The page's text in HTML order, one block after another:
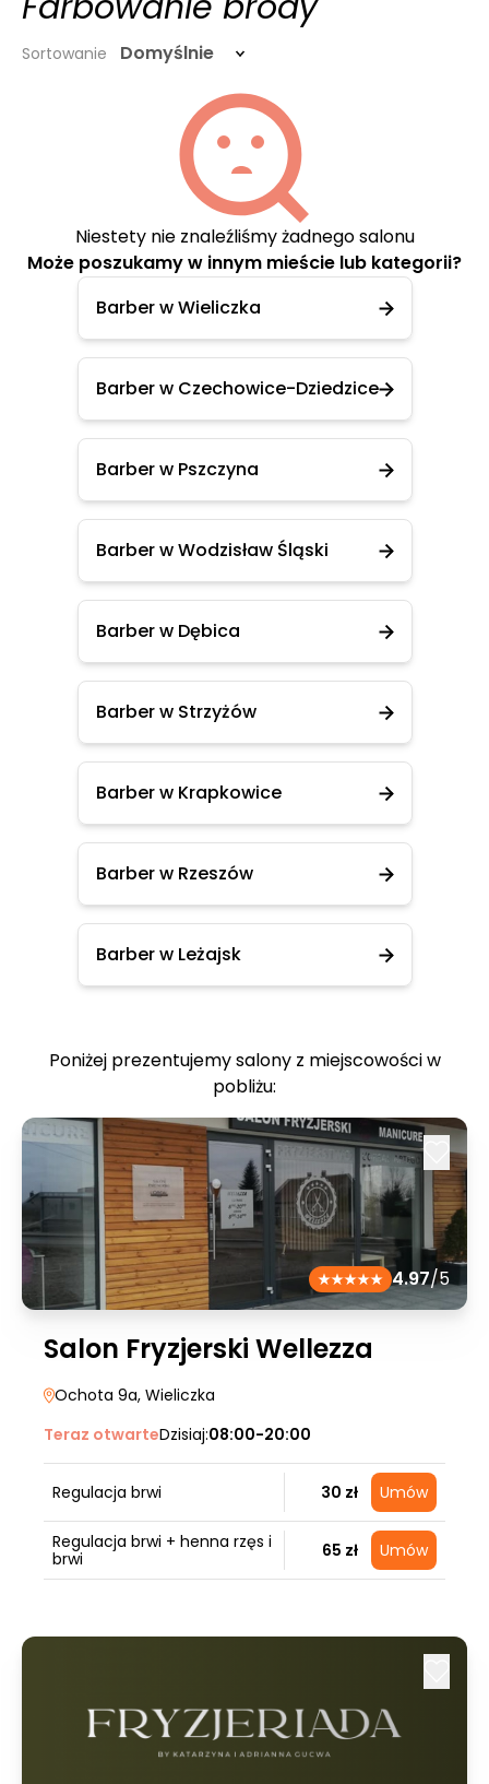
Sortowanie Domyślnie
Niestety nie znaleźliśmy żadnego salonu
Może poszukamy w innym mieście lub kategorii?
Barber w Wieliczka
Barber w Czechowice-Dziedzice
Barber w Pszczyna
Barber w Wodzisław Śląski
Barber w Dębica
Barber w Strzyżów
Barber w Krapkowice
Barber w Rzeszów
Barber w Leżajsk
Poniżej prezentujemy salony z miejscowości w
pobliżu:
4.97/5
Salon Fryzjerski Wellezza
Ochota 9a, Wieliczka
Teraz otwarteDzisiaj:08:00-20:00
Regulacja brwi 30 zł Umów
Regulacja brwi + henna rzęs i
brwi
65 zł Umów